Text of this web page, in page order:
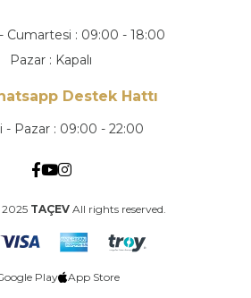
Cumartesi : 09:00 - 18:00
Pazar : Kapalı
Destek Hattı
- Pazar : 09:00 - 22:00
TAÇEV All rights reserved.
Play App Store